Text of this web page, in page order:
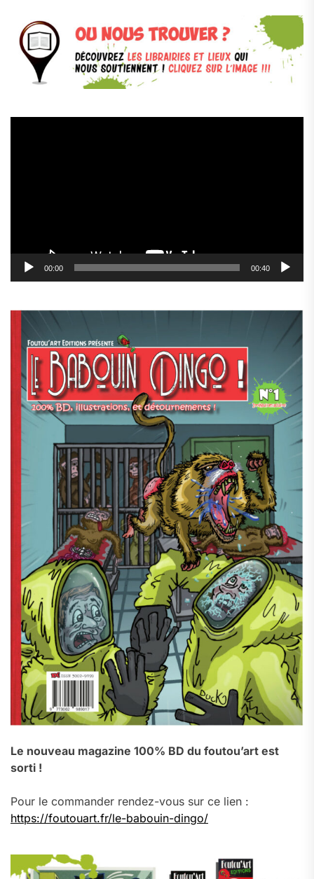
00:00 00:40
Le nouveau magazine 100% BD du foutou’art est
sorti !
Pour le commander rendez-vous sur ce lien :
https://foutouart.fr/le-babouin-dingo/